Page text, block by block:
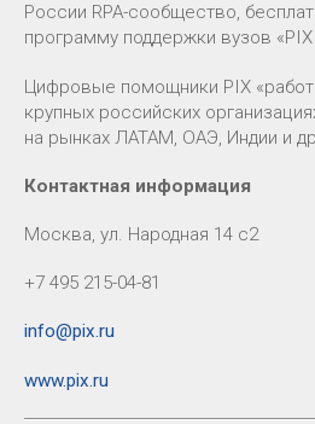
России RPA-сообщество,
программу поддержки вузов
Цифровые помощники PIX
крупных российских
на рынках ЛАТАМ, ОАЭ, Индии и
Контактная информация
Москва, ул. Народная 14 с2
+7 495 215-04-81
info@pix.ru
www.pix.ru